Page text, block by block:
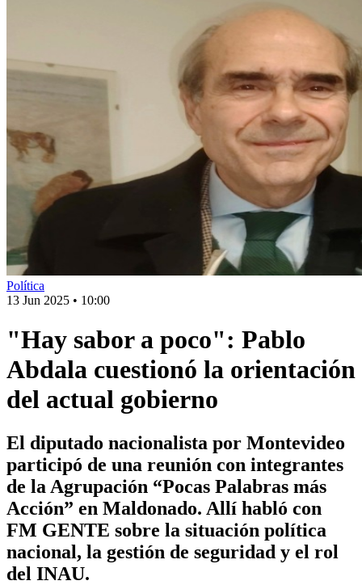
Política
13 Jun 2025 • 10:00
"Hay sabor a poco": Pablo
Abdala cuestionó la orientación
del actual gobierno
El diputado nacionalista por Montevideo
participó de una reunión con integrantes
de la Agrupación “Pocas Palabras más
Acción” en Maldonado. Allí habló con
FM GENTE sobre la situación política
nacional, la gestión de seguridad y el rol
del INAU.